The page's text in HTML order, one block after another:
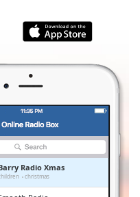
Radio Xmas
christmas